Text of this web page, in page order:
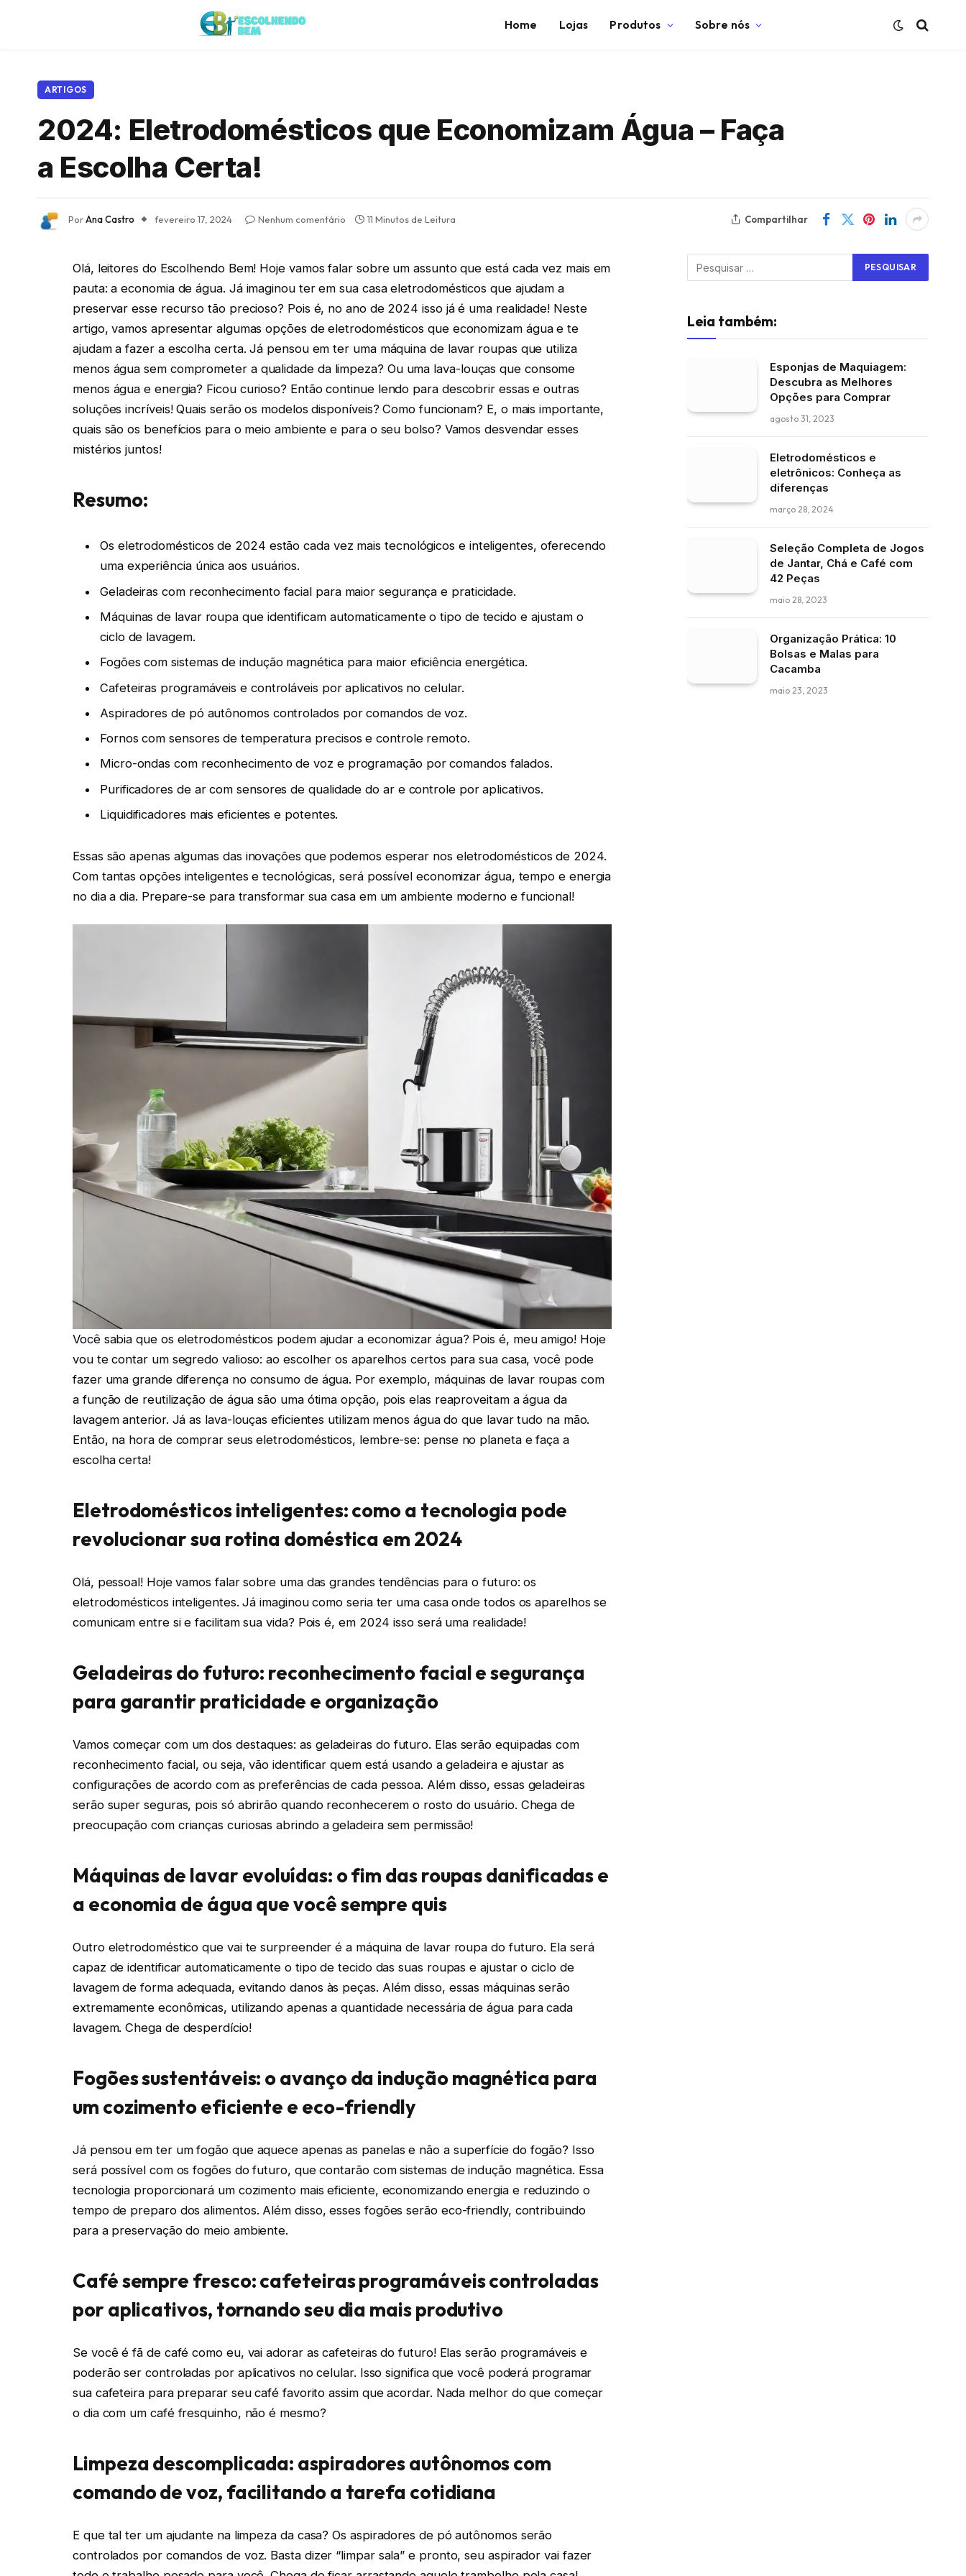
Home Lojas Produtos Sobre nós
ARTIGOS
2024: Eletrodomésticos que Economizam Água – Faça
a Escolha Certa!
PorAna Castro fevereiro 17, 2024 Nenhum comentário 11 Minutos de Leitura Compartilhar
Olá, leitores do Escolhendo Bem! Hoje vamos falar sobre um assunto que está cada vez mais em
pauta: a economia de água. Já imaginou ter em sua casa eletrodomésticos que ajudam a
preservar esse recurso tão precioso? Pois é, no ano de 2024 isso já é uma realidade! Neste
artigo, vamos apresentar algumas opções de eletrodomésticos que economizam água e te
ajudam a fazer a escolha certa. Já pensou em ter uma máquina de lavar roupas que utiliza
menos água sem comprometer a qualidade da limpeza? Ou uma lava-louças que consome
menos água e energia? Ficou curioso? Então continue lendo para descobrir essas e outras
soluções incríveis! Quais serão os modelos disponíveis? Como funcionam? E, o mais importante,
quais são os benefícios para o meio ambiente e para o seu bolso? Vamos desvendar esses
mistérios juntos!
Resumo:
Os eletrodomésticos de 2024 estão cada vez mais tecnológicos e inteligentes, oferecendo
uma experiência única aos usuários.
Geladeiras com reconhecimento facial para maior segurança e praticidade.
Máquinas de lavar roupa que identificam automaticamente o tipo de tecido e ajustam o
ciclo de lavagem.
Fogões com sistemas de indução magnética para maior eficiência energética.
Cafeteiras programáveis e controláveis por aplicativos no celular.
Aspiradores de pó autônomos controlados por comandos de voz.
Fornos com sensores de temperatura precisos e controle remoto.
Micro-ondas com reconhecimento de voz e programação por comandos falados.
Purificadores de ar com sensores de qualidade do ar e controle por aplicativos.
Liquidificadores mais eficientes e potentes.
Essas são apenas algumas das inovações que podemos esperar nos eletrodomésticos de 2024.
Com tantas opções inteligentes e tecnológicas, será possível economizar água, tempo e energia
no dia a dia. Prepare-se para transformar sua casa em um ambiente moderno e funcional!
Você sabia que os eletrodomésticos podem ajudar a economizar água? Pois é, meu amigo! Hoje
vou te contar um segredo valioso: ao escolher os aparelhos certos para sua casa, você pode
fazer uma grande diferença no consumo de água. Por exemplo, máquinas de lavar roupas com
a função de reutilização de água são uma ótima opção, pois elas reaproveitam a água da
lavagem anterior. Já as lava-louças eficientes utilizam menos água do que lavar tudo na mão.
Então, na hora de comprar seus eletrodomésticos, lembre-se: pense no planeta e faça a
escolha certa!
Eletrodomésticos inteligentes: como a tecnologia pode
revolucionar sua rotina doméstica em 2024
Olá, pessoal! Hoje vamos falar sobre uma das grandes tendências para o futuro: os
eletrodomésticos inteligentes. Já imaginou como seria ter uma casa onde todos os aparelhos se
comunicam entre si e facilitam sua vida? Pois é, em 2024 isso será uma realidade!
Geladeiras do futuro: reconhecimento facial e segurança
para garantir praticidade e organização
Vamos começar com um dos destaques: as geladeiras do futuro. Elas serão equipadas com
reconhecimento facial, ou seja, vão identificar quem está usando a geladeira e ajustar as
configurações de acordo com as preferências de cada pessoa. Além disso, essas geladeiras
serão super seguras, pois só abrirão quando reconhecerem o rosto do usuário. Chega de
preocupação com crianças curiosas abrindo a geladeira sem permissão!
Máquinas de lavar evoluídas: o fim das roupas danificadas e
a economia de água que você sempre quis
Outro eletrodoméstico que vai te surpreender é a máquina de lavar roupa do futuro. Ela será
capaz de identificar automaticamente o tipo de tecido das suas roupas e ajustar o ciclo de
lavagem de forma adequada, evitando danos às peças. Além disso, essas máquinas serão
extremamente econômicas, utilizando apenas a quantidade necessária de água para cada
lavagem. Chega de desperdício!
Fogões sustentáveis: o avanço da indução magnética para
um cozimento eficiente e eco-friendly
Já pensou em ter um fogão que aquece apenas as panelas e não a superfície do fogão? Isso
será possível com os fogões do futuro, que contarão com sistemas de indução magnética. Essa
tecnologia proporcionará um cozimento mais eficiente, economizando energia e reduzindo o
tempo de preparo dos alimentos. Além disso, esses fogões serão eco-friendly, contribuindo
para a preservação do meio ambiente.
Café sempre fresco: cafeteiras programáveis controladas
por aplicativos, tornando seu dia mais produtivo
Se você é fã de café como eu, vai adorar as cafeteiras do futuro! Elas serão programáveis e
poderão ser controladas por aplicativos no celular. Isso significa que você poderá programar
sua cafeteira para preparar seu café favorito assim que acordar. Nada melhor do que começar
o dia com um café fresquinho, não é mesmo?
Limpeza descomplicada: aspiradores autônomos com
comando de voz, facilitando a tarefa cotidiana
E que tal ter um ajudante na limpeza da casa? Os aspiradores de pó autônomos serão
controlados por comandos de voz. Basta dizer “limpar sala” e pronto, seu aspirador vai fazer
Leia também:
Esponjas de Maquiagem:
Descubra as Melhores
Opções para Comprar
agosto 31, 2023
Eletrodomésticos e
eletrônicos: Conheça as
diferenças
março 28, 2024
Seleção Completa de Jogos
de Jantar, Chá e Café com
42 Peças
maio 28, 2023
Organização Prática: 10
Bolsas e Malas para
Cacamba
maio 23, 2023